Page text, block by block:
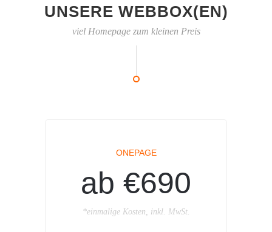
UNSERE WEBBOX(EN)
viel Homepage zum kleinen Preis
ONEPAGE
ab €690
*einmalige Kosten, inkl. MwSt.